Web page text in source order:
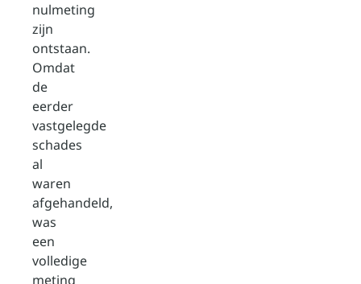
nulmeting
zijn
ontstaan.
Omdat
de
eerder
vastgelegde
schades
al
waren
afgehandeld,
was
een
volledige
meting